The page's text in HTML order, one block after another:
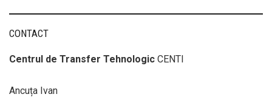
navigation
CONTACT
Centrul de Transfer Tehnologic CENTI
Ancuța Ivan